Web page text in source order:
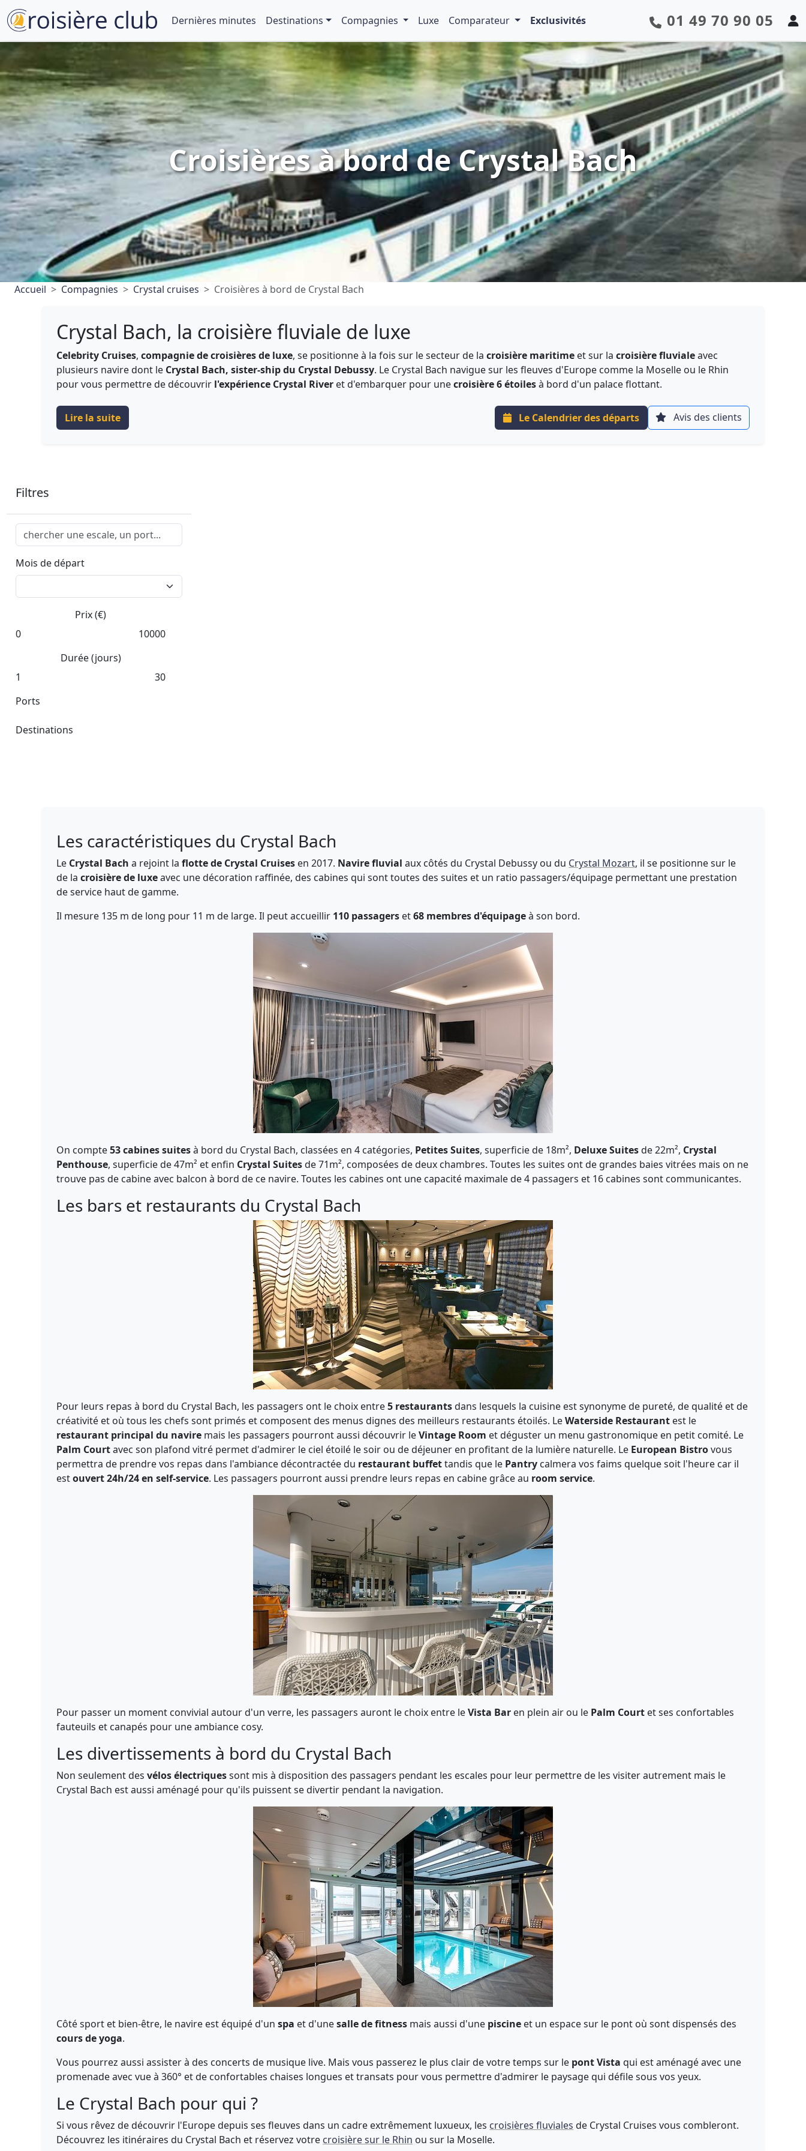
Dernières minutes Destinations Compagnies Luxe Comparateur Exclusivités 01 49 70 90 05
Croisières à bord de Crystal Bach
Accueil Compagnies Crystal cruises Croisières à bord de Crystal Bach
Crystal Bach, la croisière fluviale de luxe
Celebrity Cruises,compagnie de croisières de luxe, se positionne à la fois sur le secteur de lacroisière maritime et sur lacroisière fluvialeavec
plusieurs navire dont le Crystal Bach, sister-ship du Crystal Debussy. Le Crystal Bach navigue sur les fleuves d'Europe comme la Moselle ou le Rhin
pour vous permettre de découvrir l'expérience Crystal River et d'embarquer pour unecroisière 6 étoilesà bord d'un palace flottant.
Lire la suite Le Calendrier des départs Avis des clients
Filtres
Mois de départ
Prix (€)
0
10000
Durée (jours)
1
30
Ports
Destinations
Les caractéristiques du Crystal Bach
Le Crystal Bach a rejoint laflotte de Crystal Cruises en 2017. Navire fluvial aux côtés du Crystal Debussy ou du Crystal Mozart, il se positionne sur le
de lacroisière de luxeavec une décoration raffinée, des cabines qui sont toutes des suites et un ratio passagers/équipage permettant une prestation
de service haut de gamme.
Il mesure 135 m de long pour 11 m de large. Il peut accueillir 110 passagers et68 membres d'équipageà son bord.
On compte53 cabines suitesà bord du Crystal Bach, classées en 4 catégories, Petites Suites, superficie de 18m², Deluxe Suitesde 22m², Crystal
Penthouse, superficie de 47m² et enfin Crystal Suitesde 71m², composées de deux chambres. Toutes les suites ont de grandes baies vitrées mais on ne
trouve pas de cabine avec balcon à bord de ce navire. Toutes les cabines ont une capacité maximale de 4 passagers et 16 cabines sont communicantes.
Les bars et restaurants du Crystal Bach
Pour leurs repas à bord du Crystal Bach, les passagers ont le choix entre5 restaurantsdans lesquels la cuisine est synonyme de pureté, de qualité et de
créativité et où tous les chefs sont primés et composent des menus dignes des meilleurs restaurants étoilés. LeWaterside Restaurant est le
restaurant principal du navire mais les passagers pourront aussi découvrir leVintage Room et déguster un menu gastronomique en petit comité. Le
Palm Courtavec son plafond vitré permet d'admirer le ciel étoilé le soir ou de déjeuner en profitant de la lumière naturelle. Le European Bistrovous
permettra de prendre vos repas dans l'ambiance décontractée du restaurant buffettandis que le Pantry calmera vos faims quelque soit l'heure car il
estouvert 24h/24 en self-service. Les passagers pourront aussi prendre leurs repas en cabine grâce au room service.
Pour passer un moment convivial autour d'un verre, les passagers auront le choix entre leVista Bar en plein air ou le Palm Court et ses confortables
fauteuils et canapés pour une ambiance cosy.
Les divertissements à bord du Crystal Bach
Non seulement desvélos électriquessont mis à disposition des passagers pendant les escales pour leur permettre de les visiter autrement mais le
Crystal Bach est aussi aménagé pour qu'ils puissent se divertir pendant la navigation.
Côté sport et bien-être, le navire est équipé d'un spa et d'unesalle de fitness mais aussi d'une piscine et un espace sur le pont où sont dispensés des
cours de yoga.
Vous pourrez aussi assister à des concerts de musique live. Mais vous passerez le plus clair de votre temps sur le pont Vista qui est aménagé avec une
promenade avec vue à 360° et de confortables chaises longues et transats pour vous permettre d'admirer le paysage qui défile sous vos yeux.
Le Crystal Bach pour qui ?
Si vous rêvez de découvrir l'Europe depuis ses fleuves dans un cadre extrêmement luxueux, les croisières fluviales de Crystal Cruises vous combleront.
Découvrez les itinéraires du Crystal Bach et réservez votre croisière sur le Rhin ou sur la Moselle.